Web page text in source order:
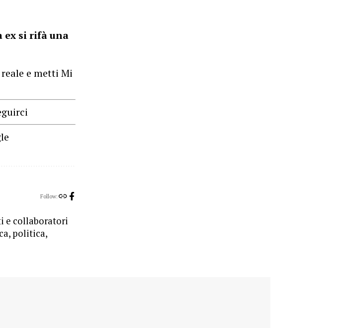
ex si rifà una
e metti Mi
Follow:
e collaboratori
politica,